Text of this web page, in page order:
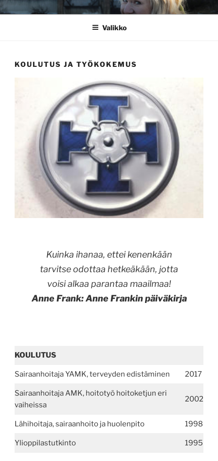
sisältöönRIIKKA TAINA
Sydämellä mukana
Valikko
KOULUTUS JA TYÖKOKEMUS
Kuinka ihanaa, ettei kenenkään
tarvitse odottaa hetkeäkään, jotta
voisi alkaa parantaa maailmaa!
Anne Frank: Anne Frankin päiväkirja
KOULUTUS
Sairaanhoitaja YAMK, terveyden edistäminen 2017
Sairaanhoitaja AMK, hoitotyö hoitoketjun eri
vaiheissa
2002
Lähihoitaja, sairaanhoito ja huolenpito 1998
Ylioppilastutkinto 1995